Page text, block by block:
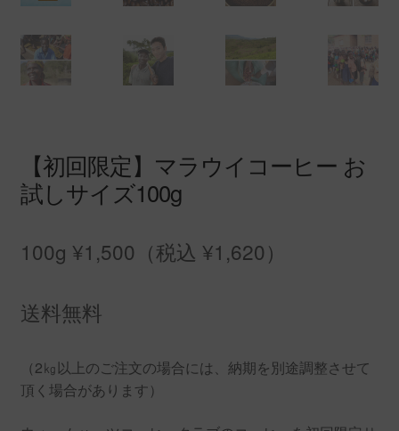
【初回限定】マラウイコーヒー お
試しサイズ100g
100g ¥1,500（税込 ¥1,620）
送料無料
（2㎏以上のご注文の場合には、納期を別途調整させて
頂く場合があります）